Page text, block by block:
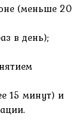
(меньше 20
в день);
15 минут) и